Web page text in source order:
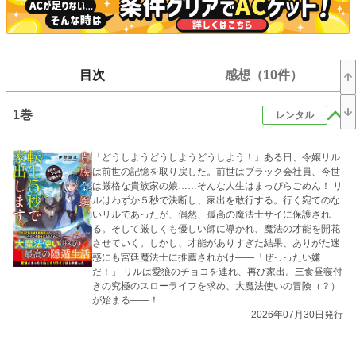
ファンタジー 58 位 / 53,324 件
初回公開日時 2025.08.31 02:31
週間ポイント 17,802 pt (509 位)
月間ポイント 153,157 pt (256 位)
年間ポイント 1,338,712 pt (263 位)
累計ポイント 1,352,188 pt (4,311 位)
目次 感想（10件）
1巻 レンタル
「どうしようどうしようどうしよう！」ある日、令嬢リル
は前世の記憶を取り戻した。前世はブラック会社員、今世
は厳格な貴族家の娘……そんな人生はまっぴらごめん！ リ
ルはわずか５秒で決断し、家出を敢行する。行く宛てのな
いリルであったが、偶然、孤高の魔法士サイに保護され
る。そして厳しくも優しい師に導かれ、魔法の才能を開花
させていく。しかし、才能がありすぎた結果、ありがた迷
惑にも宮廷魔法士に推薦されかけ――「ぜっったい嫌
だ！」 リルは愛狼のチョコを連れ、再び家出。三食昼寝付
きの究極のスローライフを求め、大魔法使いの冒険（？）
が始まる――！
2026年07月30日発行